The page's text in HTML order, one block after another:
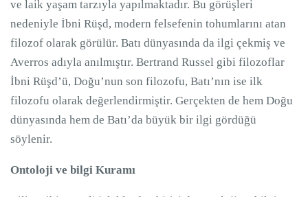
ve laik yaşam tarzıyla yapılmaktadır. Bu görüşleri
nedeniyle İbni Rüşd, modern felsefenin tohumlarını atan
filozof olarak görülür. Batı dünyasında da ilgi çekmiş ve
Averros adıyla anılmıştır. Bertrand Russel gibi filozoflar
İbni Rüşd’ü, Doğu’nun son filozofu, Batı’nın ise ilk
filozofu olarak değerlendirmiştir. Gerçekten de hem Doğu
dünyasında hem de Batı’da büyük bir ilgi gördüğü
söylenir.
Ontoloji ve bilgi Kuramı